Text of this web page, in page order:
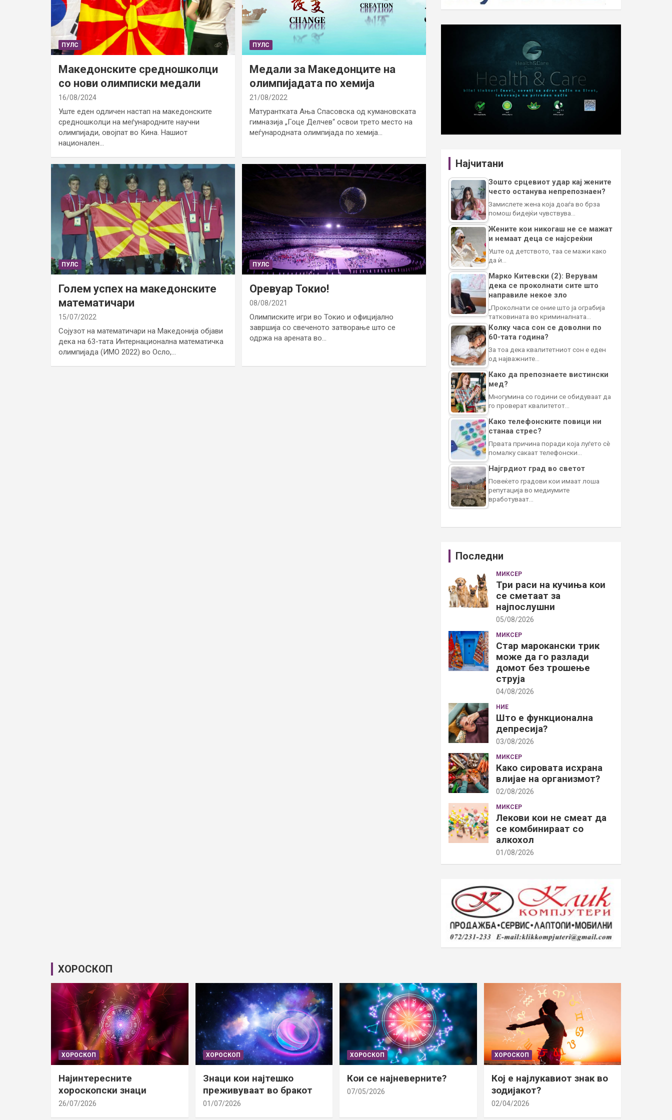
ПУЛС
Македонските средношколци
со нови олимписки медали
16/08/2024
Уште еден одличен настап на македонските
средношколци на меѓународните научни
олимпијади, овојпат во Кина. Нашиот
национален…
ПУЛС
Медали за Македонците на
олимпијадата по хемија
21/08/2022
Матурантката Ања Спасовска од кумановската
гимназија „Гоце Делчев“ освои трето место на
меѓународната олимпијада по хемија…
ПУЛС
Голем успех на македонските
математичари
15/07/2022
Сојузот на математичари на Македонија објави
дека на 63-тата Интернационална математичка
олимпијада (ИМО 2022) во Осло,…
ПУЛС
Оревуар Токио!
08/08/2021
Олимписките игри во Токио и официјално
завршија со свеченото затворање што се
одржа на арената во…
Најчитани
Зошто срцевиот удар кај жените
често останува непрепознаен?
Замислете жена која доаѓа во брза
помош бидејќи чувствува…
Жените кои никогаш не се мажат
и немаат деца се најсреќни
Уште од детството, таа се мажи како
да ѝ…
Марко Китевски (2): Верувам
дека се проколнати сите што
направиле некое зло
„Проколнати се оние што ја ограбија
татковината во криминалната…
Колку часа сон се доволни по
60-тата година?
За тоа дека квалитетниот сон е еден
од најважните…
Како да препознаете вистински
мед?
Многумина со години се обидуваат да
го проверат квалитетот…
Како телефонските повици ни
станаа стрес?
Првата причина поради која луѓето сè
помалку сакаат телефонски…
Најгрдиот град во светот
Повеќето градови кои имаат лоша
репутација во медиумите
вработуваат…
Последни
МИКСЕР
Три раси на кучиња кои
се сметаат за
најпослушни
05/08/2026
МИКСЕР
Стар марокански трик
може да го разлади
домот без трошење
струја
04/08/2026
НИЕ
Што е функционална
депресија?
03/08/2026
МИКСЕР
Како сировата исхрана
влијае на организмот?
02/08/2026
МИКСЕР
Лекови кои не смеат да
се комбинираат со
алкохол
01/08/2026
ХОРОСКОП
ХОРОСКОП
Најинтересните
хороскопски знаци
26/07/2026
ХОРОСКОП
Знаци кои најтешко
преживуваат во бракот
01/07/2026
ХОРОСКОП
Кои се најневерните?
07/05/2026
ХОРОСКОП
Кој е најлукавиот знак во
зодијакот?
02/04/2026